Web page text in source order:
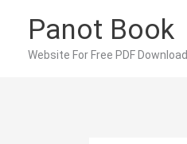
content
Panot Book
Website For Free PDF Download